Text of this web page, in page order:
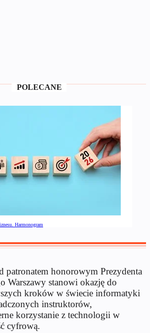
POLECANE
Harmonogram
patronatem honorowym Prezydenta
Warszawy stanowi okazję do
kroków w świecie informatyki
instruktorów,
korzystanie z technologii w
cyfrową.